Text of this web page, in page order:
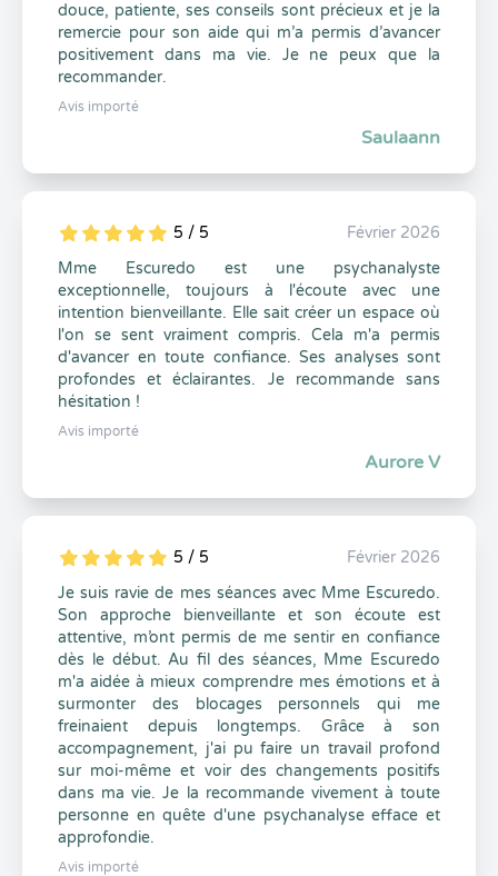
douce, patiente, ses conseils sont précieux et je la
remercie pour son aide qui m’a permis d’avancer
positivement dans ma vie. Je ne peux que la
recommander.
Avis importé
Saulaann
5
1
5
0 5 / 5
Février 2026
Mme Escuredo est une psychanalyste
exceptionnelle, toujours à l'écoute avec une
intention bienveillante. Elle sait créer un espace où
l'on se sent vraiment compris. Cela m'a permis
d'avancer en toute confiance. Ses analyses sont
profondes et éclairantes. Je recommande sans
hésitation !
Avis importé
Aurore V
5
1
5
0 5 / 5
Février 2026
Je suis ravie de mes séances avec Mme Escuredo.
Son approche bienveillante et son écoute est
attentive, m’ont permis de me sentir en confiance
dès le début. Au fil des séances, Mme Escuredo
m'a aidée à mieux comprendre mes émotions et à
surmonter des blocages personnels qui me
freinaient depuis longtemps. Grâce à son
accompagnement, j'ai pu faire un travail profond
sur moi-même et voir des changements positifs
dans ma vie. Je la recommande vivement à toute
personne en quête d'une psychanalyse efface et
approfondie.
Avis importé